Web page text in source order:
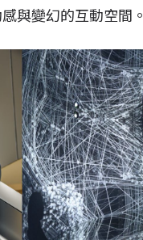
與變幻的互動空間。